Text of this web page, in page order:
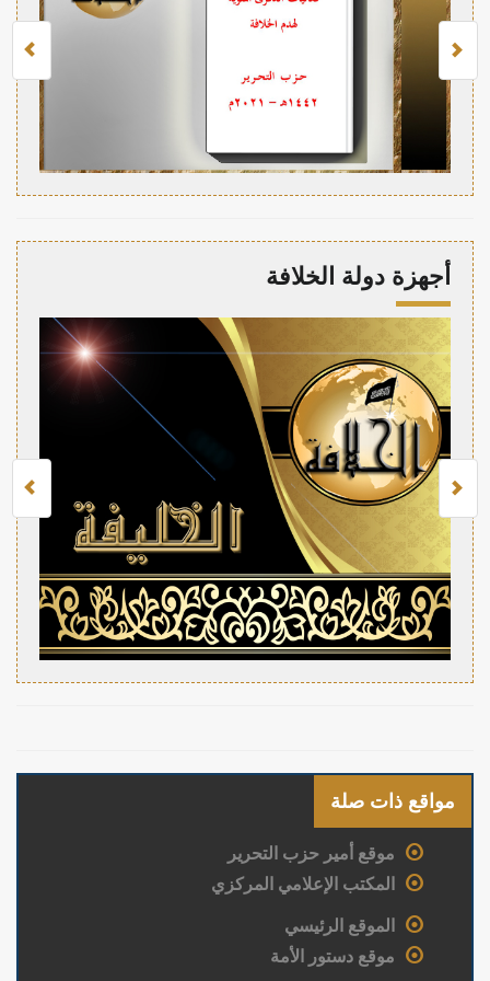
أجهزة دولة الخلافة
مواقع ذات صلة
موقع أمير حزب التحرير
المكتب الإعلامي المركزي
الموقع الرئيسي
موقع دستور الأمة